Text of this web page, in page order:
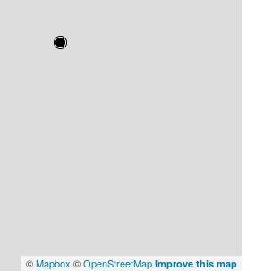
©Mapbox ©OpenStreetMap Improve this map